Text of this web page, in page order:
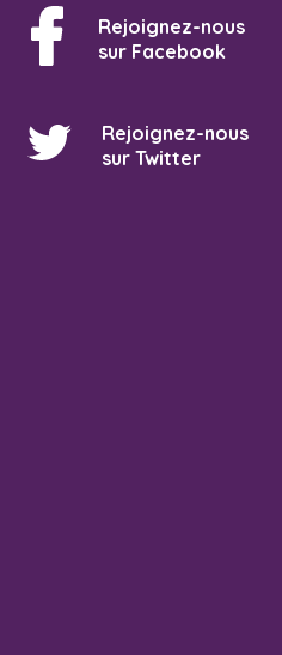
Rejoignez-nous
sur Facebook
Rejoignez-nous
sur Twitter